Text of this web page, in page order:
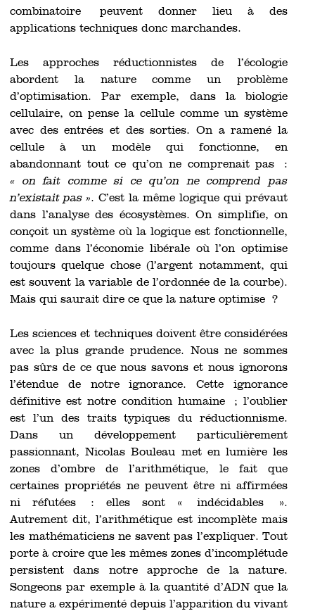
combinatoire peuvent donner lieu à des
applications techniques donc marchandes.
Les approches réductionnistes de l’écologie
abordent la nature comme un problème
d’optimisation. Par exemple, dans la biologie
cellulaire, on pense la cellule comme un système
avec des entrées et des sorties. On a ramené la
cellule à un modèle qui fonctionne, en
abandonnant tout ce qu’on ne comprenait pas :
« on fait comme si ce qu’on ne comprend pas
n’existait pas ». C’est la même logique qui prévaut
dans l’analyse des écosystèmes. On simplifie, on
conçoit un système où la logique est fonctionnelle,
comme dans l’économie libérale où l’on optimise
toujours quelque chose (l’argent notamment, qui
est souvent la variable de l’ordonnée de la courbe).
Mais qui saurait dire ce que la nature optimise ?
Les sciences et techniques doivent être considérées
avec la plus grande prudence. Nous ne sommes
pas sûrs de ce que nous savons et nous ignorons
l’étendue de notre ignorance. Cette ignorance
définitive est notre condition humaine ; l’oublier
est l’un des traits typiques du réductionnisme.
Dans un développement particulièrement
passionnant, Nicolas Bouleau met en lumière les
zones d’ombre de l’arithmétique, le fait que
certaines propriétés ne peuvent être ni affirmées
ni réfutées : elles sont « indécidables ».
Autrement dit, l’arithmétique est incomplète mais
les mathématiciens ne savent pas l’expliquer. Tout
porte à croire que les mêmes zones d’incomplétude
persistent dans notre approche de la nature.
Songeons par exemple à la quantité d’ADN que la
nature a expérimenté depuis l’apparition du vivant